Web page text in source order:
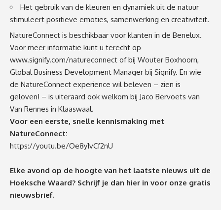
Het gebruik van de kleuren en dynamiek uit de natuur
stimuleert positieve emoties, samenwerking en creativiteit.
NatureConnect is beschikbaar voor klanten in de Benelux.
Voor meer informatie kunt u terecht op
www.signify.com/natureconnect of bij Wouter Boxhoorn,
Global Business Development Manager bij Signify. En wie
de NatureConnect experience wil beleven – zien is
geloven! – is uiteraard ook welkom bij Jaco Bervoets van
Van Rennes in Klaaswaal.
Voor een eerste, snelle kennismaking met
NatureConnect:
https://youtu.be/Oe8y1vCf2nU
Elke avond op de hoogte van het laatste nieuws uit de
Hoeksche Waard? Schrijf je dan hier in voor onze gratis
nieuwsbrief.